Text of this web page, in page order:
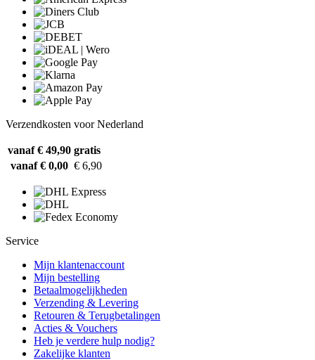
Verzendkosten voor Nederland
vanaf € 49,90 gratis
vanaf € 0,00 € 6,90
Service
Mijn klantenaccount
Mijn bestelling
Betaalmogelijkheden
Verzending & Levering
Retouren & Terugbetalingen
Acties & Vouchers
Heb je verdere hulp nodig?
Zakelijke klanten